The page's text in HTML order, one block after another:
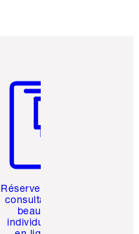
Réservez une
consultation
beauté
individuelle